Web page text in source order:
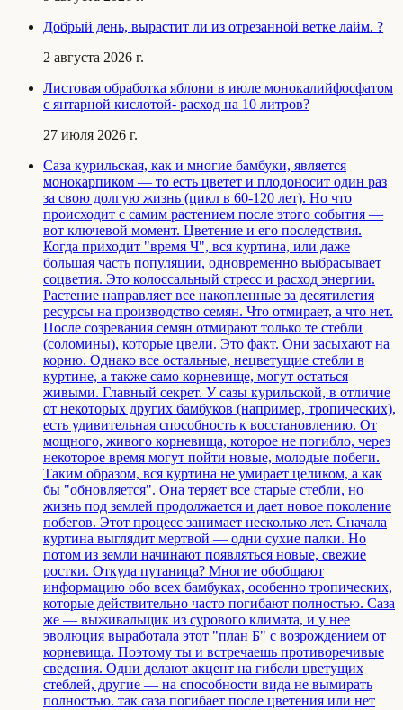
Добрый день, вырастит ли из отрезанной ветке лайм. ?
2 августа 2026 г.
Листовая обработка яблони в июле монокалийфосфатом
с янтарной кислотой- расход на 10 литров?
27 июля 2026 г.
Саза курильская, как и многие бамбуки, является
монокарпиком — то есть цветет и плодоносит один раз
за свою долгую жизнь (цикл в 60-120 лет). Но что
происходит с самим растением после этого события —
вот ключевой момент. Цветение и его последствия.
Когда приходит "время Ч", вся куртина, или даже
большая часть популяции, одновременно выбрасывает
соцветия. Это колоссальный стресс и расход энергии.
Растение направляет все накопленные за десятилетия
ресурсы на производство семян. Что отмирает, а что нет.
После созревания семян отмирают только те стебли
(соломины), которые цвели. Это факт. Они засыхают на
корню. Однако все остальные, нецветущие стебли в
куртине, а также само корневище, могут остаться
живыми. Главный секрет. У сазы курильской, в отличие
от некоторых других бамбуков (например, тропических),
есть удивительная способность к восстановлению. От
мощного, живого корневища, которое не погибло, через
некоторое время могут пойти новые, молодые побеги.
Таким образом, вся куртина не умирает целиком, а как
бы "обновляется". Она теряет все старые стебли, но
жизнь под землей продолжается и дает новое поколение
побегов. Этот процесс занимает несколько лет. Сначала
куртина выглядит мертвой — одни сухие палки. Но
потом из земли начинают появляться новые, свежие
ростки. Откуда путаница? Многие обобщают
информацию обо всех бамбуках, особенно тропических,
которые действительно часто погибают полностью. Саза
же — выживальщик из сурового климата, и у нее
эволюция выработала этот "план Б" с возрождением от
корневища. Поэтому ты и встречаешь противоречивые
сведения. Одни делают акцент на гибели цветущих
стеблей, другие — на способности вида не вымирать
полностью. так саза погибает после цветения или нет